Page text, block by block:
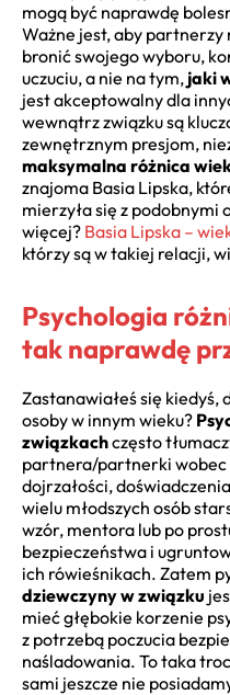
mogą być naprawdę
Ważne jest, aby
bronić swojego wyboru,
uczuciu, a nie na tym, jaki
jest akceptowalny dla
wewnątrz związku są
zewnętrznym presjom,
maksymalna różnica
znajoma Basia Lipska,
mierzyła się z podobnymi
więcej? Basia Lipska –
którzy są w takiej relacji,
Psychologia
tak naprawdę
Zastanawiałeś się kiedyś,
osoby w innym wieku?
związkachczęsto
partnera/partnerki wobec
dojrzałości,
wielu młodszych osób
wzór, mentora lub po
bezpieczeństwa i
ich rówieśnikach. Zatem
dziewczyny w związku
mieć głębokie korzenie
z potrzebą poczucia
naśladowania. To taka
sami jeszcze nie